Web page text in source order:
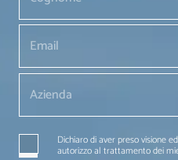
Dichiaro di aver preso visione
autorizzo al trattamento dei